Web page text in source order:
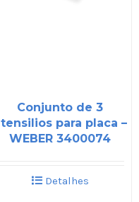
Conjunto de 3
para placa –
WEBER 3400074
Detalhes